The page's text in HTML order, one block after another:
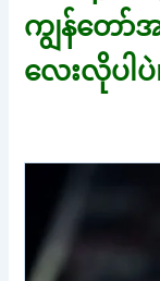
ကျွန်တေ
လေးလိုပါပဲ